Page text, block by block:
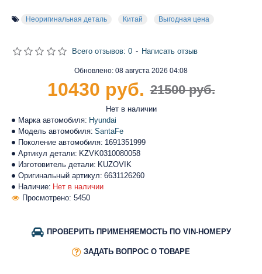
Неоригинальная деталь Китай Выгодная цена
Наличие: Нет в наличии
Марка автомобиля: Hyundai
Модель автомобиля: SantaFe
Поколение автомобиля: 1691351999
Артикул детали: KZVK0310080058
Изготовитель детали: KUZOVIK
Оригинальный артикул: 6631126260
Просмотрено: 5450
Обновлено: 08 августа 2026 04:08
Нет в наличии
Всего отзывов: 0 - Написать отзыв
21500 руб.
10430 руб.
ПРОВЕРИТЬ ПРИМЕНЯЕМОСТЬ ПО VIN-НОМЕРУ
ЗАДАТЬ ВОПРОС О ТОВАРЕ